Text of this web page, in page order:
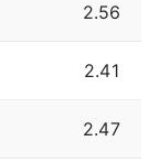
2.56
2.41
2.47